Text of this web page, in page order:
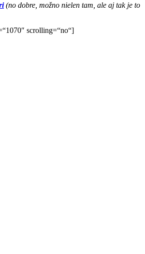
(no dobre, možno nielen tam, ale aj tak je to
scrolling=“no“]